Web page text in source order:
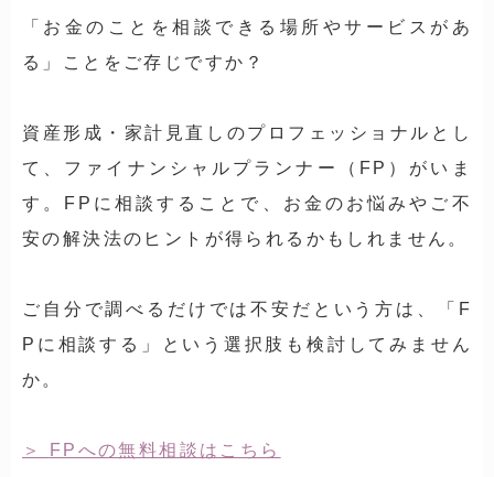
「お金のことを相談できる場所やサービスがあ
る」ことをご存じですか？
資産形成・家計見直しのプロフェッショナルとし
て、ファイナンシャルプランナー（FP）がいま
す。FPに相談することで、お金のお悩みやご不
安の解決法のヒントが得られるかもしれません。
ご自分で調べるだけでは不安だという方は、「F
Pに相談する」という選択肢も検討してみません
か。
FPへの無料相談はこちら